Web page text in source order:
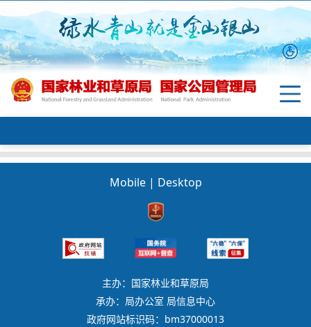
Mobile | Desktop
主办：国家林业和草原局
承办：局办公室 局信息中心
政府网站标识码：bm37000013